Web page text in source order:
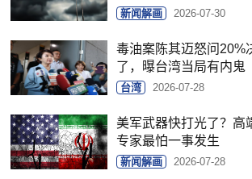
新闻解画 2026-07-30
毒油案陈其迈怒问20%
了，曝台湾当局有内鬼
台湾 2026-07-28
美军武器快打光了？高
专家最怕一事发生
新闻解画 2026-07-28